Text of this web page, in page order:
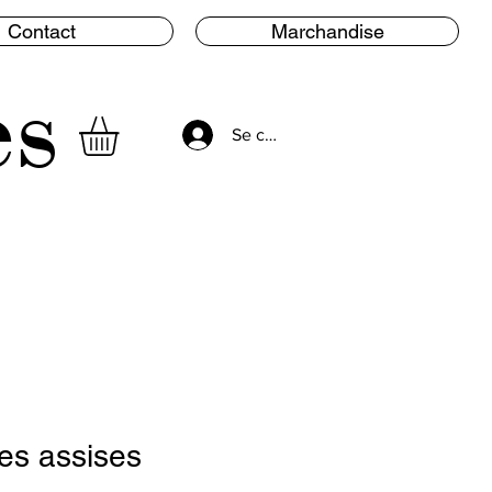
Contact Marchandise
Se connecter
assises